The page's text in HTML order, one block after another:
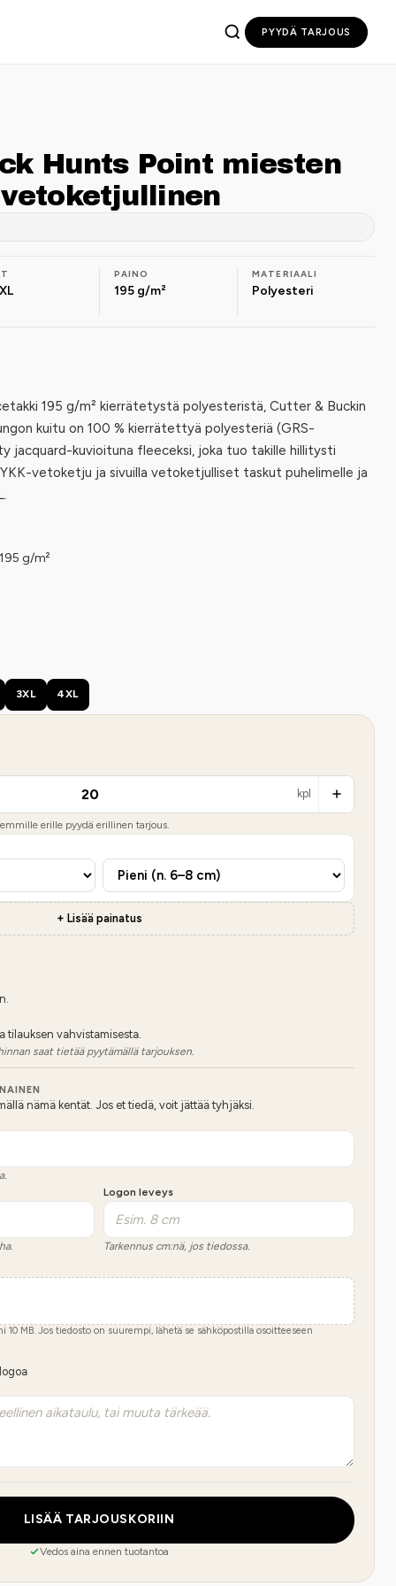
PYYDÄ TARJOUS
Hunts Point miesten
PAINO
195 g/m²
MATERIAALI
Polyesteri
195 g/m² kierrätetystä polyesteristä, Cutter & Buckin
kuitu on 100 % kierrätettyä polyesteriä (GRS-
jacquard-kuvioituna fleeceksi, joka tuo takille hillitysti
vetoketju ja sivuilla vetoketjulliset taskut puhelimelle ja
g/m²
3XL 4XL
kpl
erille pyydä erillinen tarjous.
+ Lisää painatus
tilauksen vahvistamisesta.
saat tietää pyytämällä tarjouksen.
nämä kentät. Jos et tiedä, voit jättää tyhjäksi.
Logon leveys
Tarkennus cm:nä, jos tiedossa.
10 MB. Jos tiedosto on suurempi, lähetä se sähköpostilla osoitteeseen
LISÄÄ TARJOUSKORIIN
Vedos aina ennen tuotantoa